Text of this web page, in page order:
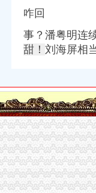
室组织进行集体
关于加怀化经
信息_电话_地
搜狐财经_搜狐网
市城际成都
区县联播_贵网
永州站频道_红网
融科（北京）
办公室|关于印发
咋回
事？潘粤明连
甜！ 刘海屏相